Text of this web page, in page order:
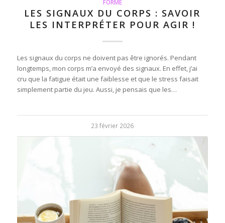
FORME
LES SIGNAUX DU CORPS : SAVOIR
LES INTERPRÉTER POUR AGIR !
Les signaux du corps ne doivent pas être ignorés. Pendant
longtemps, mon corps m’a envoyé des signaux. En effet, j’ai
cru que la fatigue était une faiblesse et que le stress faisait
simplement partie du jeu. Aussi, je pensais que les…
23 février 2026